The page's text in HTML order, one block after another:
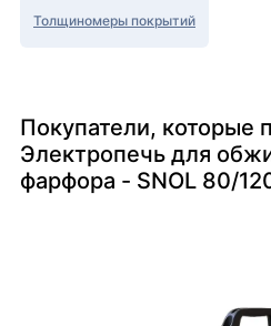
Толщиномеры покрытий
Покупатели, которые
Электропечь для
фарфора - SNOL 80/